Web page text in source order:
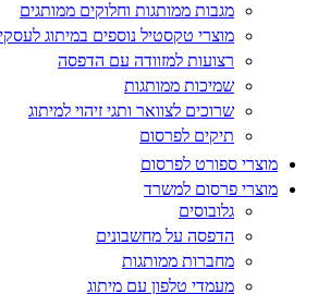
מגבות ממותגות וחלוקים ממותגים
מוצרי טקסטיל נוספים במיתוג לעסקים
רצועות למזוודה עם הדפסה
שמיכות ממותגות
שרוכים לצוואר ותגי זיהוי למיתוג
תיקים לפרסום
מוצרי ספורט לפרסום
מוצרי פרסום למשרד
גלובוסים
הדפסה על מחשבונים
מחברות ממותגות
מעמדי טלפון עם מיתוג